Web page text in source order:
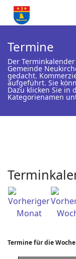
Termine
Der
Gemeinde
gedacht.
aufgeführt. Sie
Dazu klicken Sie in
Kategorienamen
Termine für die